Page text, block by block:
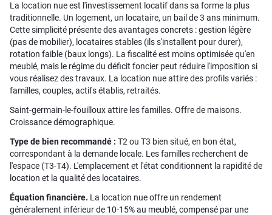
La location nue est l'investissement locatif dans sa forme la plus
traditionnelle. Un logement, un locataire, un bail de 3 ans minimum.
Cette simplicité présente des avantages concrets : gestion légère
(pas de mobilier), locataires stables (ils s'installent pour durer),
rotation faible (baux longs). La fiscalité est moins optimisée qu'en
meublé, mais le régime du déficit foncier peut réduire l'imposition si
vous réalisez des travaux. La location nue attire des profils variés :
familles, couples, actifs établis, retraités.
Saint-germain-le-fouilloux attire les familles. Offre de maisons.
Croissance démographique.
Type de bien recommandé : T2 ou T3 bien situé, en bon état,
correspondant à la demande locale. Les familles recherchent de
l'espace (T3-T4). L'emplacement et l'état conditionnent la rapidité de
location et la qualité des locataires.
Équation financière. La location nue offre un rendement
généralement inférieur de 10-15% au meublé, compensé par une